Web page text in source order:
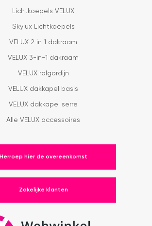
Lichtkoepels VELUX
Skylux Lichtkoepels
VELUX 2 in 1 dakraam
VELUX 3-in-1 dakraam
VELUX rolgordijn
VELUX dakkapel basis
VELUX dakkapel serre
Alle VELUX accessoires
Herroep hier de overeenkomst
Zakelijke klanten